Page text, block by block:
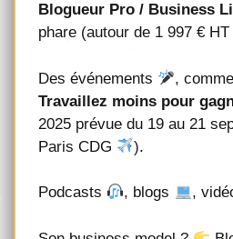
Blogueur Pro / Business
phare (autour de 1 997 € HT
Des événements , comme
Travaillez moins pour
2025 prévue du 19 au 21
Paris CDG
).
Podcasts , blogs ,